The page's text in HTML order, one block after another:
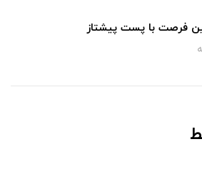
فرصت با پست پیشتاز